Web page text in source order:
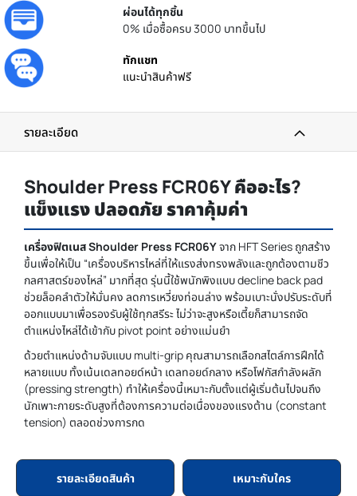
ผ่อนได้ทุกชิ้น
0% เมื่อซื้อครบ 3000 บาทขึ้นไป
ทักแชท
แนะนำสินค้าฟรี
รายละเอียด
Shoulder Press FCR06Y คืออะไร?
แข็งแรง ปลอดภัย ราคาคุ้มค่า
เครื่องฟิตเนส Shoulder Press FCR06Yจาก HFT Series ถูกสร้าง
ขึ้นเพื่อให้เป็น “เครื่องบริหารไหล่ที่ให้แรงส่งทรงพลังและถูกต้องตามชีว
กลศาสตร์ของไหล่” มากที่สุด รุ่นนี้ใช้พนักพิงแบบ decline back pad
ช่วยล็อคลำตัวให้มั่นคง ลดการเหวี่ยงท่อนล่าง พร้อมเบาะนั่งปรับระดับที่
ออกแบบมาเพื่อรองรับผู้ใช้ทุกสรีระ ไม่ว่าจะสูงหรือเตี้ยก็สามารถจัด
ตำแหน่งไหล่ได้เข้ากับ pivot point อย่างแม่นยำ
ด้วยตำแหน่งด้ามจับแบบ multi-grip คุณสามารถเลือกสไตล์การฝึกได้
หลายแบบ ทั้งเน้นเดลทอยด์หน้า เดลทอยด์กลาง หรือโฟกัสกำลังผลัก
(pressing strength) ทำให้เครื่องนี้เหมาะกับตั้งแต่ผู้เริ่มต้นไปจนถึง
นักเพาะกายระดับสูงที่ต้องการความต่อเนื่องของแรงต้าน (constant
tension) ตลอดช่วงการกด
รายละเอียดสินค้า เหมาะกับใคร